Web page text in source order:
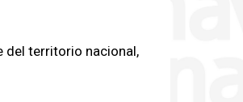
del territorio nacional,